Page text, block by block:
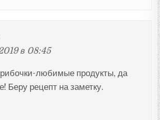
в 08:45
любимые продукты, да
Беру рецепт на заметку.